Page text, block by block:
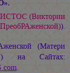
(Виктории
ПреобРАженской)).
(Матери
) на Сайтах:
.